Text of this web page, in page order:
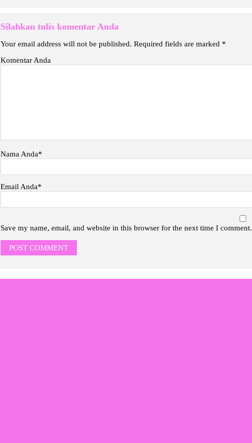
Silahkan tulis komentar Anda
Your email address will not be published. Required fields are marked *
Komentar Anda
Nama Anda*
Email Anda*
Save my name, email, and website in this browser for the next time I comment.